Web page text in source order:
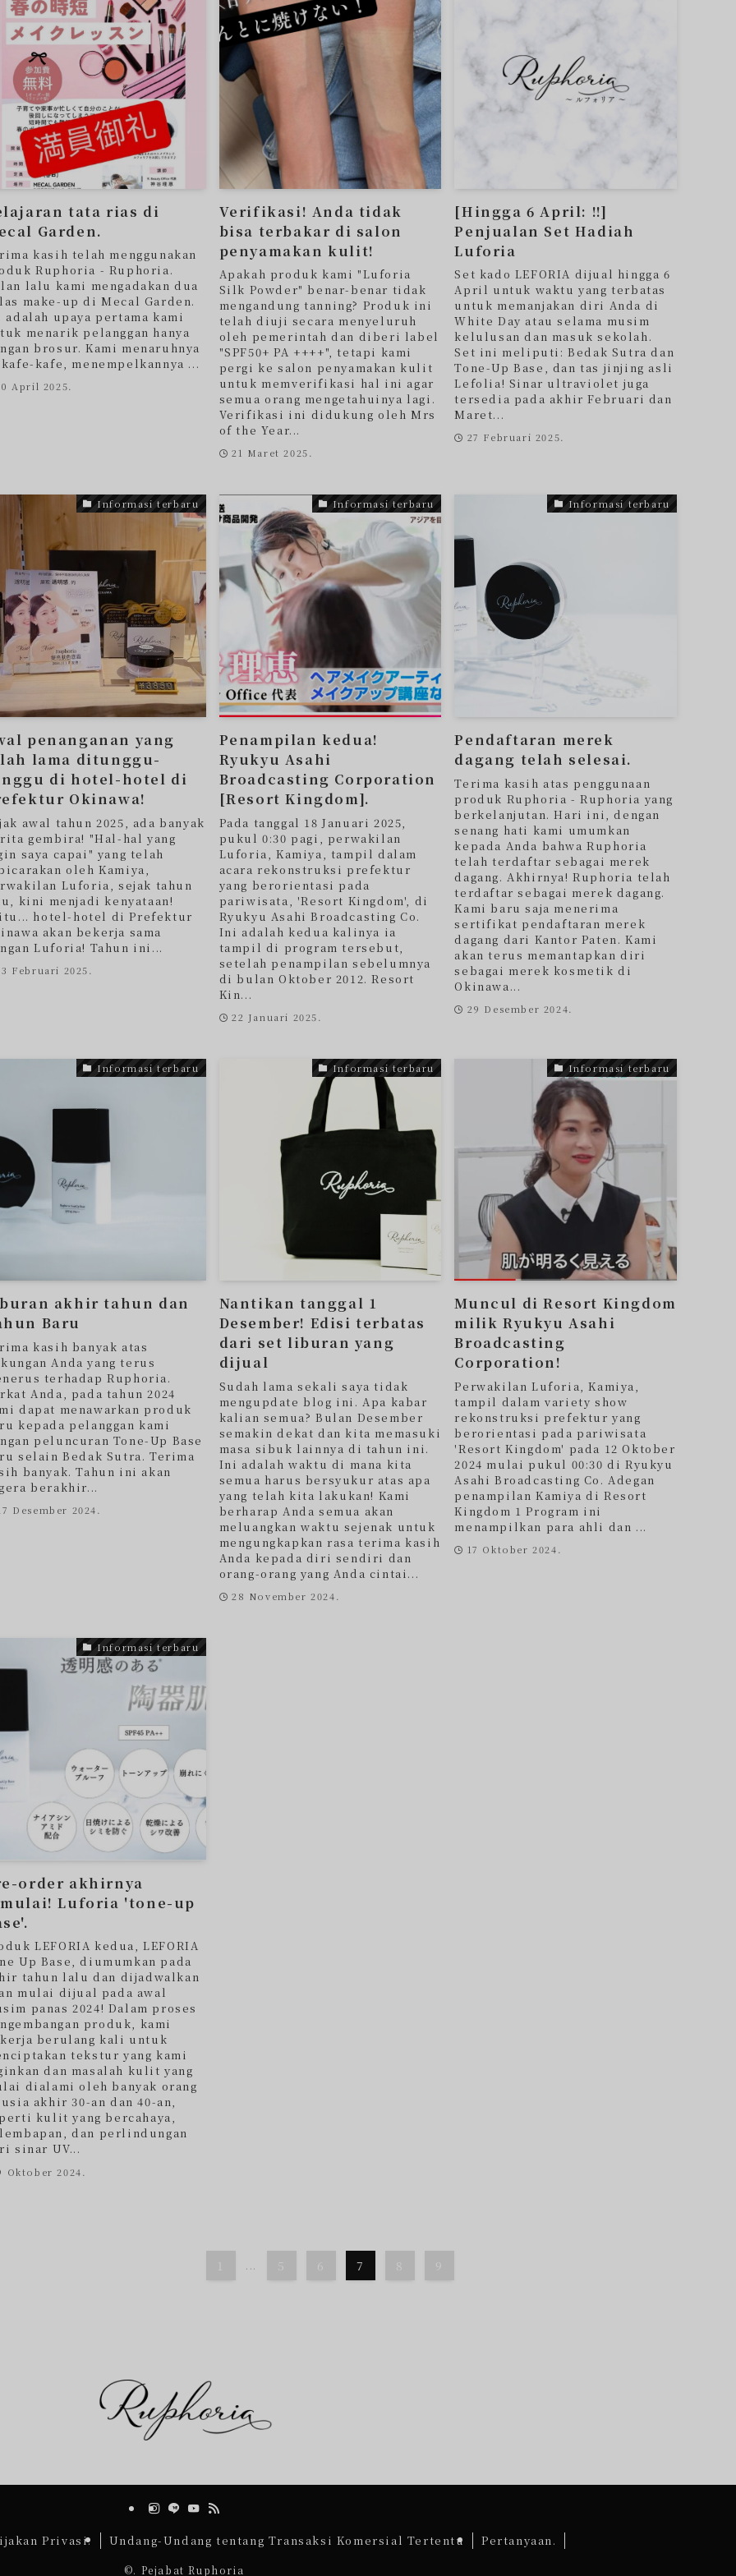
tata rias di
Garden.
kasih telah menggunakan
Ruphoria - Ruphoria.
lalu kami mengadakan dua
make-up di Mecal Garden.
adalah upaya pertama kami
menarik pelanggan hanya
brosur. Kami menaruhnya
kafe, menempelkannya ...
April 2025.
Verifikasi! Anda tidak
bisa terbakar di salon
penyamakan kulit!
Apakah produk kami "Luforia
Silk Powder" benar-benar tidak
mengandung tanning? Produk ini
telah diuji secara menyeluruh
oleh pemerintah dan diberi label
"SPF50+ PA ++++", tetapi kami
pergi ke salon penyamakan kulit
untuk memverifikasi hal ini agar
semua orang mengetahuinya lagi.
Verifikasi ini didukung oleh Mrs
of the Year...
21 Maret 2025.
[Hingga 6 April: ‼︎]
Penjualan Set Hadiah
Luforia
Set kado LEFORIA dijual hingga 6
April untuk waktu yang terbatas
untuk memanjakan diri Anda di
White Day atau selama musim
kelulusan dan masuk sekolah.
Set ini meliputi: Bedak Sutra dan
Tone-Up Base, dan tas jinjing asli
Lefolia! Sinar ultraviolet juga
tersedia pada akhir Februari dan
Maret...
27 Februari 2025.
Informasi terbaru
penanganan yang
lama ditunggu-
di hotel-hotel di
Okinawa!
awal tahun 2025, ada banyak
gembira! "Hal-hal yang
saya capai" yang telah
oleh Kamiya,
Luforia, sejak tahun
kini menjadi kenyataan!
hotel-hotel di Prefektur
akan bekerja sama
Luforia! Tahun ini...
Februari 2025.
Informasi terbaru
Penampilan kedua!
Ryukyu Asahi
Broadcasting Corporation
[Resort Kingdom].
Pada tanggal 18 Januari 2025,
pukul 0:30 pagi, perwakilan
Luforia, Kamiya, tampil dalam
acara rekonstruksi prefektur
yang berorientasi pada
pariwisata, 'Resort Kingdom', di
Ryukyu Asahi Broadcasting Co.
Ini adalah kedua kalinya ia
tampil di program tersebut,
setelah penampilan sebelumnya
di bulan Oktober 2012. Resort
Kin...
22 Januari 2025.
Informasi terbaru
Pendaftaran merek
dagang telah selesai.
Terima kasih atas penggunaan
produk Ruphoria - Ruphoria yang
berkelanjutan. Hari ini, dengan
senang hati kami umumkan
kepada Anda bahwa Ruphoria
telah terdaftar sebagai merek
dagang. Akhirnya! Ruphoria telah
terdaftar sebagai merek dagang.
Kami baru saja menerima
sertifikat pendaftaran merek
dagang dari Kantor Paten. Kami
akan terus memantapkan diri
sebagai merek kosmetik di
Okinawa...
29 Desember 2024.
Informasi terbaru
akhir tahun dan
Baru
kasih banyak atas
Anda yang terus
terhadap Ruphoria.
Anda, pada tahun 2024
dapat menawarkan produk
kepada pelanggan kami
peluncuran Tone-Up Base
selain Bedak Sutra. Terima
banyak. Tahun ini akan
berakhir...
Desember 2024.
Informasi terbaru
Nantikan tanggal 1
Desember! Edisi terbatas
dari set liburan yang
dijual
Sudah lama sekali saya tidak
mengupdate blog ini. Apa kabar
kalian semua? Bulan Desember
semakin dekat dan kita memasuki
masa sibuk lainnya di tahun ini.
Ini adalah waktu di mana kita
semua harus bersyukur atas apa
yang telah kita lakukan! Kami
berharap Anda semua akan
meluangkan waktu sejenak untuk
mengungkapkan rasa terima kasih
Anda kepada diri sendiri dan
orang-orang yang Anda cintai...
28 November 2024.
Informasi terbaru
Muncul di Resort Kingdom
milik Ryukyu Asahi
Broadcasting
Corporation!
Perwakilan Luforia, Kamiya,
tampil dalam variety show
rekonstruksi prefektur yang
berorientasi pada pariwisata
'Resort Kingdom' pada 12 Oktober
2024 mulai pukul 00:30 di Ryukyu
Asahi Broadcasting Co. Adegan
penampilan Kamiya di Resort
Kingdom 1 Program ini
menampilkan para ahli dan ...
17 Oktober 2024.
Informasi terbaru
order akhirnya
Luforia 'tone-up
LEFORIA kedua, LEFORIA
Up Base, diumumkan pada
tahun lalu dan dijadwalkan
mulai dijual pada awal
panas 2024! Dalam proses
produk, kami
berulang kali untuk
tekstur yang kami
dan masalah kulit yang
dialami oleh banyak orang
akhir 30-an dan 40-an,
kulit yang bercahaya,
dan perlindungan
sinar UV...
Oktober 2024.
... 5 6 7 8 9
Privasi. Undang-Undang tentang Transaksi Komersial Tertentu Pertanyaan.
©. Pejabat Ruphoria